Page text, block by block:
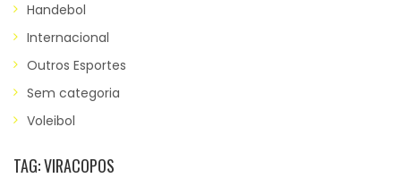
Handebol
Internacional
Outros Esportes
Sem categoria
Voleibol
TAG:VIRACOPOS